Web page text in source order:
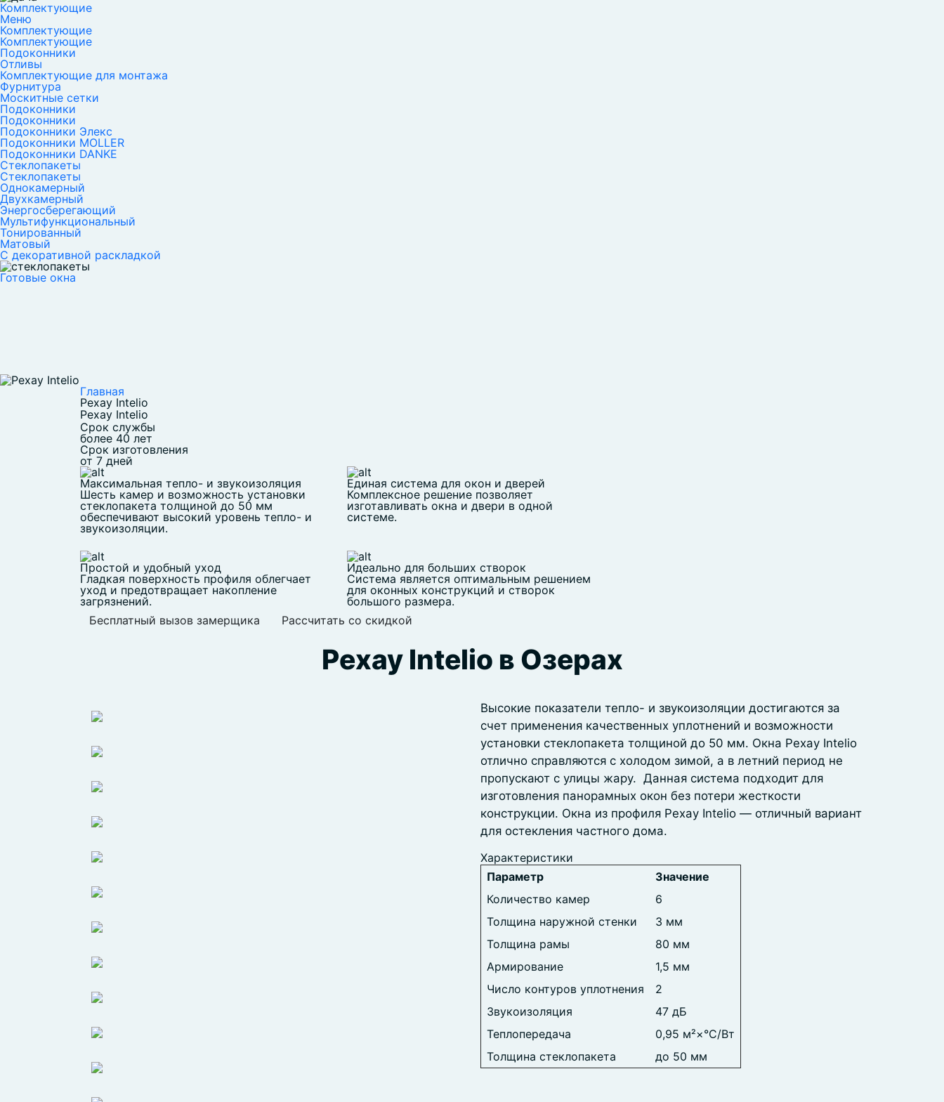
Комплектующие
Меню
Комплектующие
Комплектующие
Подоконники
Отливы
Комплектующие для монтажа
Фурнитура
Москитные сетки
Подоконники
Подоконники
Подоконники Элекс
Подоконники MOLLER
Подоконники DANKE
Стеклопакеты
Стеклопакеты
Однокамерный
Двухкамерный
Энергосберегающий
Мультифункциональный
Тонированный
Матовый
С декоративной раскладкой
Готовые окна
Главная
Рехау Intelio
Рехау Intelio
Срок службы
более 40 лет
Срок изготовления
от 7 дней
Максимальная тепло- и звукоизоляция
Шесть камер и возможность установки
стеклопакета толщиной до 50 мм
обеспечивают высокий уровень тепло- и
звукоизоляции.
Единая система для окон и дверей
Комплексное решение позволяет
изготавливать окна и двери в одной
системе.
Простой и удобный уход
Гладкая поверхность профиля облегчает
уход и предотвращает накопление
загрязнений.
Идеально для больших створок
Система является оптимальным решением
для оконных конструкций и створок
большого размера.
Бесплатный вызов замерщика
Рассчитать со скидкой
Рехау Intelio в Озерах
Высокие показатели тепло- и звукоизоляции достигаются за
счет применения качественных уплотнений и возможности
установки стеклопакета толщиной до 50 мм. Окна Рехау Intelio
отлично справляются с холодом зимой, а в летний период не
пропускают с улицы жару. Данная система подходит для
изготовления панорамных окон без потери жесткости
конструкции. Окна из профиля Рехау Intelio ― отличный вариант
для остекления частного дома.
Характеристики
Параметр
Значение
Количество камер
6
Толщина наружной стенки
3 мм
Толщина рамы
80 мм
Армирование
1,5 мм
Число контуров уплотнения
2
Звукоизоляция
47 дБ
Теплопередача
0,95 м²×°C/Вт
Толщина стеклопакета
до 50 мм